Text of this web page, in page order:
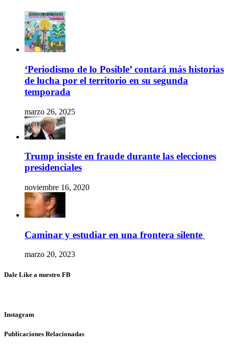
‘Periodismo de lo Posible’ contará más historias
de lucha por el territorio en su segunda
temporada
marzo 26, 2025
Trump insiste en fraude durante las elecciones
presidenciales
noviembre 16, 2020
Caminar y estudiar en una frontera silente
marzo 20, 2023
Dale Like a nuestro FB
Instagram
Publicaciones Relacionadas